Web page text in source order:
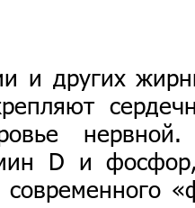
и других
D и